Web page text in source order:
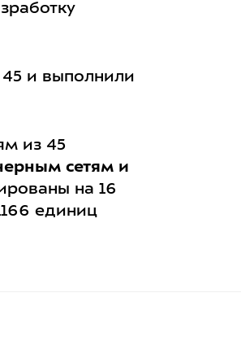
и выполнили
из 45
сетям и
на 16
единиц